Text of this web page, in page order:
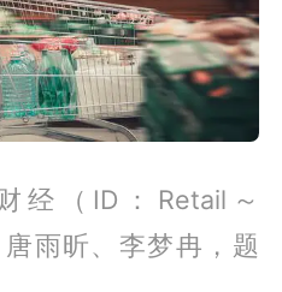
经（ID：Retail～
雨昕、李梦冉，题